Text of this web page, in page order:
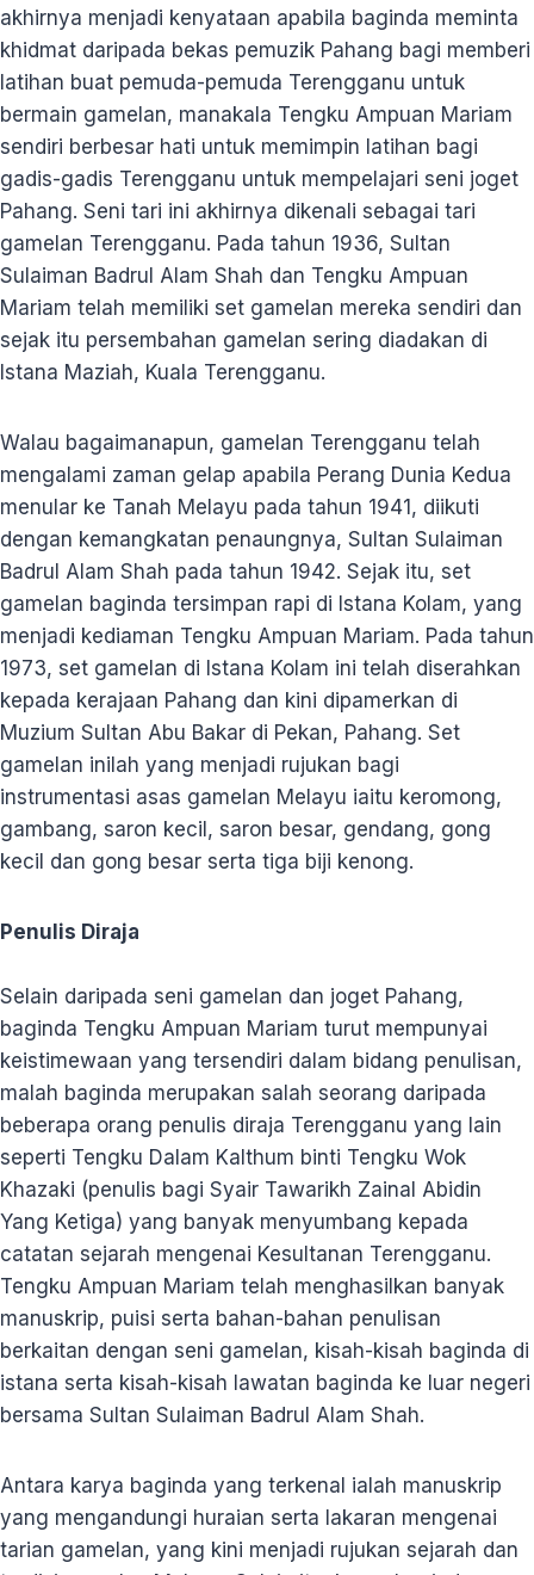
akhirnya menjadi kenyataan apabila baginda meminta
khidmat daripada bekas pemuzik Pahang bagi memberi
latihan buat pemuda-pemuda Terengganu untuk
bermain gamelan, manakala Tengku Ampuan Mariam
sendiri berbesar hati untuk memimpin latihan bagi
gadis-gadis Terengganu untuk mempelajari seni joget
Pahang. Seni tari ini akhirnya dikenali sebagai tari
gamelan Terengganu. Pada tahun 1936, Sultan
Sulaiman Badrul Alam Shah dan Tengku Ampuan
Mariam telah memiliki set gamelan mereka sendiri dan
sejak itu persembahan gamelan sering diadakan di
Istana Maziah, Kuala Terengganu.
Walau bagaimanapun, gamelan Terengganu telah
mengalami zaman gelap apabila Perang Dunia Kedua
menular ke Tanah Melayu pada tahun 1941, diikuti
dengan kemangkatan penaungnya, Sultan Sulaiman
Badrul Alam Shah pada tahun 1942. Sejak itu, set
gamelan baginda tersimpan rapi di Istana Kolam, yang
menjadi kediaman Tengku Ampuan Mariam. Pada tahun
1973, set gamelan di Istana Kolam ini telah diserahkan
kepada kerajaan Pahang dan kini dipamerkan di
Muzium Sultan Abu Bakar di Pekan, Pahang. Set
gamelan inilah yang menjadi rujukan bagi
instrumentasi asas gamelan Melayu iaitu keromong,
gambang, saron kecil, saron besar, gendang, gong
kecil dan gong besar serta tiga biji kenong.
Penulis Diraja
Selain daripada seni gamelan dan joget Pahang,
baginda Tengku Ampuan Mariam turut mempunyai
keistimewaan yang tersendiri dalam bidang penulisan,
malah baginda merupakan salah seorang daripada
beberapa orang penulis diraja Terengganu yang lain
seperti Tengku Dalam Kalthum binti Tengku Wok
Khazaki (penulis bagi Syair Tawarikh Zainal Abidin
Yang Ketiga) yang banyak menyumbang kepada
catatan sejarah mengenai Kesultanan Terengganu.
Tengku Ampuan Mariam telah menghasilkan banyak
manuskrip, puisi serta bahan-bahan penulisan
berkaitan dengan seni gamelan, kisah-kisah baginda di
istana serta kisah-kisah lawatan baginda ke luar negeri
bersama Sultan Sulaiman Badrul Alam Shah.
Antara karya baginda yang terkenal ialah manuskrip
yang mengandungi huraian serta lakaran mengenai
tarian gamelan, yang kini menjadi rujukan sejarah dan